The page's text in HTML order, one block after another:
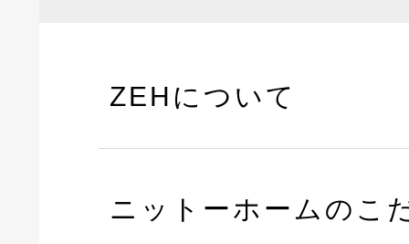
ZEHについて
ニットーホームのこ